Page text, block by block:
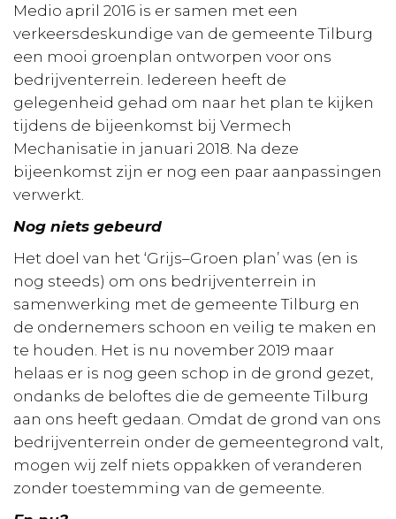
Medio april 2016 is er samen met een
verkeersdeskundige van de gemeente Tilburg
een mooi groenplan ontworpen voor ons
bedrijventerrein. Iedereen heeft de
gelegenheid gehad om naar het plan te kijken
tijdens de bijeenkomst bij Vermech
Mechanisatie in januari 2018. Na deze
bijeenkomst zijn er nog een paar aanpassingen
verwerkt.
Nog niets gebeurd
Het doel van het ‘Grijs–Groen plan’ was (en is
nog steeds) om ons bedrijventerrein in
samenwerking met de gemeente Tilburg en
de ondernemers schoon en veilig te maken en
te houden. Het is nu november 2019 maar
helaas er is nog geen schop in de grond gezet,
ondanks de beloftes die de gemeente Tilburg
aan ons heeft gedaan. Omdat de grond van ons
bedrijventerrein onder de gemeentegrond valt,
mogen wij zelf niets oppakken of veranderen
zonder toestemming van de gemeente.